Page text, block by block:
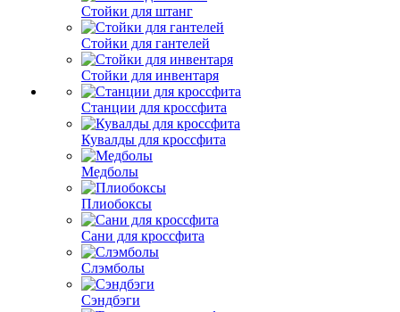
Стойки для штанг
Стойки для гантелей
Стойки для инвентаря
Станции для кроссфита
Кувалды для кроссфита
Медболы
Плиобоксы
Сани для кроссфита
Слэмболы
Сэндбэги